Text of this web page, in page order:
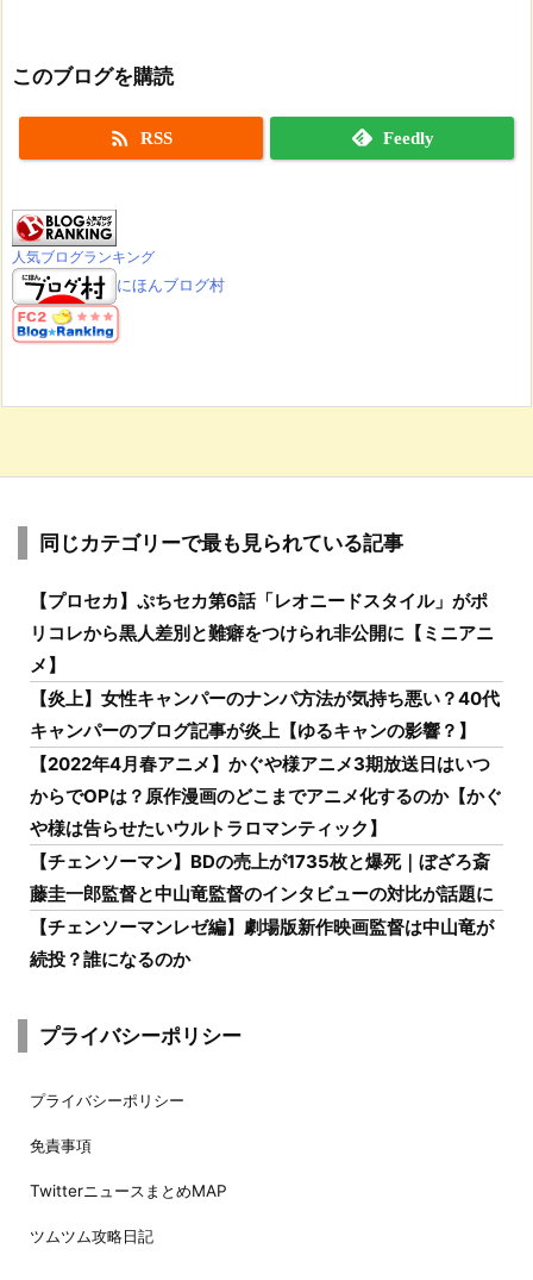
このブログを購読
 RSS Feedly
人気ブログランキング
にほんブログ村
同じカテゴリーで最も見られている記事
【プロセカ】ぷちセカ第6話「レオニードスタイル」がポ
リコレから黒人差別と難癖をつけられ非公開に【ミニアニ
メ】
【炎上】女性キャンパーのナンパ方法が気持ち悪い？40代
キャンパーのブログ記事が炎上【ゆるキャンの影響？】
【2022年4月春アニメ】かぐや様アニメ3期放送日はいつ
からでOPは？原作漫画のどこまでアニメ化するのか【かぐ
や様は告らせたいウルトラロマンティック】
【チェンソーマン】BDの売上が1735枚と爆死｜ぼざろ斎
藤圭一郎監督と中山竜監督のインタビューの対比が話題に
【チェンソーマンレゼ編】劇場版新作映画監督は中山竜が
続投？誰になるのか
プライバシーポリシー
プライバシーポリシー
免責事項
TwitterニュースまとめMAP
ツムツム攻略日記